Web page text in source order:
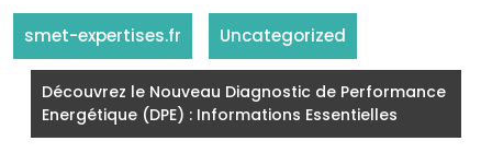
smet-expertises.fr Uncategorized
Découvrez le Nouveau Diagnostic de Performance
Energétique (DPE) : Informations Essentielles